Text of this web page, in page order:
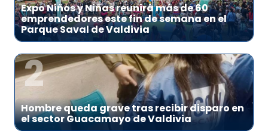
Expo Niños y Niñas reunirá más de 60
emprendedores este fin de semana en el
Parque Saval de Valdivia
2
Hombre queda grave tras recibir disparo en
el sector Guacamayo de Valdivia